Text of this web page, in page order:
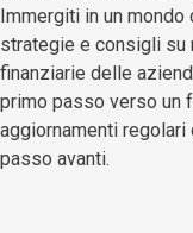
Immergiti in un
strategie e consigli su
finanziarie delle
primo passo verso un
aggiornamenti
passo avanti.